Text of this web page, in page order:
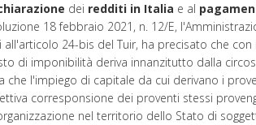
dei redditi in Italia e al
18 febbraio 2021, n. 12/E,
24-bis del Tuir, ha precisato che
di imponibilità deriva innanzitutto dalla
l'impiego di capitale da cui derivano i
corresponsione dei proventi stessi
nel territorio dello Stato di